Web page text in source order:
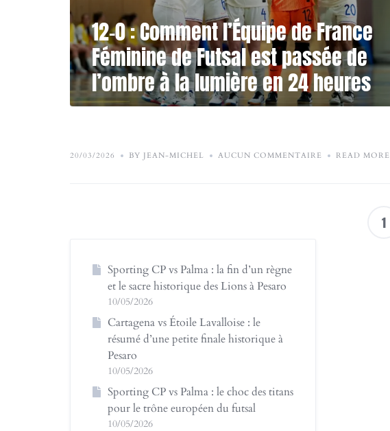
12-0 : Comment l’Équipe de France
Féminine de Futsal est passée de
l’ombre à la lumière en 24 heures
20/03/2026 BY JEAN-MICHEL AUCUN COMMENTAIRE READ MORE
1
Sporting CP vs Palma : la fin d’un règne
et le sacre historique des Lions à Pesaro
10/05/2026
Cartagena vs Étoile Lavalloise : le
résumé d’une petite finale historique à
Pesaro
10/05/2026
Sporting CP vs Palma : le choc des titans
pour le trône européen du futsal
10/05/2026